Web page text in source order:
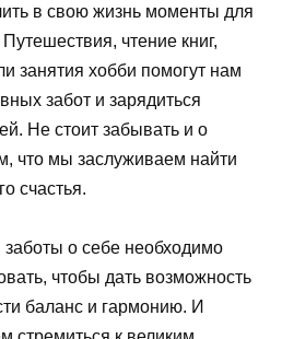
в свою жизнь моменты для
чтение книг,
занятия хобби помогут нам
забот и зарядиться
Не стоит забывать и о
что мы заслуживаем найти
счастья.
о себе необходимо
чтобы дать возможность
баланс и гармонию. И